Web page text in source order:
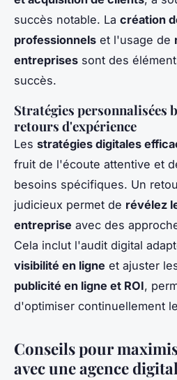
succès notable. La création
professionnels et l'usage de
entreprises sont des
succès.
Stratégies personnalisées
retours d'expérience
Les stratégies digitales
fruit de l'écoute attentive et
besoins spécifiques. Un
judicieux permet de révélez
entreprise avec des
Cela inclut l'audit digital
visibilité en ligne et ajuster
publicité en ligne et ROI,
d'optimiser continuellement
Conseils pour
avec une agence